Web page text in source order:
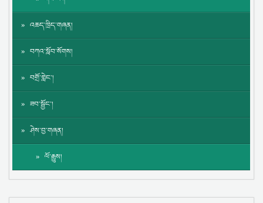
འཆད་ཁྲིད་གཞན།
བཀའ་སློབ་སོགས།
བགྲོ་གླེང་།
ཟབ་སྦྱོང་།
ཤེས་བྱ་གཞན།
ལོ་རྒྱུས།